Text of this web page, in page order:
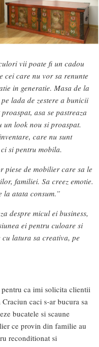
vii poate fi un cadou
cei care nu vor sa renunte
in generatie. Masa de la
lada de zestere a bunicii
asa se pastreaza
look nou si proaspat.
care nu sunt
si pentru mobila.
piese de mobilier care sa le
familiei. Sa creez emotie.
la atata consum.”
despre micul ei business,
ei pentru culoare si
latura sa creativa, pe
ca imi solicita clientii
caci s-ar bucura sa
bucatele si scaune
ce provin din familie au
reconditionat si